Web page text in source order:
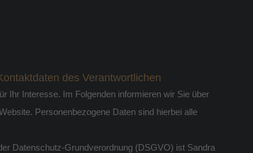
des Verantwortlichen
Ihr Interesse. Im Folgenden informieren wir Sie über
Personenbezogene Daten sind hierbei alle
Datenschutz-Grundverordnung (DSGVO) ist Sandra